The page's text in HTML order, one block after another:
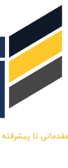
مغزی
شکرزاده،
پورحسن،
ادهم، نوید
عکاس پشت
گذار و
علی
اکبری وتا پیشرفته